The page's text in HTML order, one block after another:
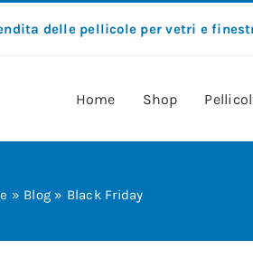
delle pellicole per vetri e
Home Shop
» Blog » Black Friday